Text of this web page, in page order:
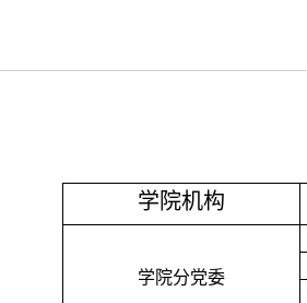
学院机构
学院分党委